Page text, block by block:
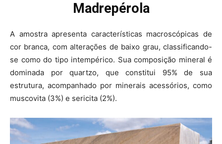
Madrepérola
A amostra apresenta características macroscópicas de
cor branca, com alterações de baixo grau, classificando-
se como do tipo intempérico. Sua composição mineral é
dominada por quartzo, que constitui 95% de sua
estrutura, acompanhado por minerais acessórios, como
muscovita (3%) e sericita (2%).